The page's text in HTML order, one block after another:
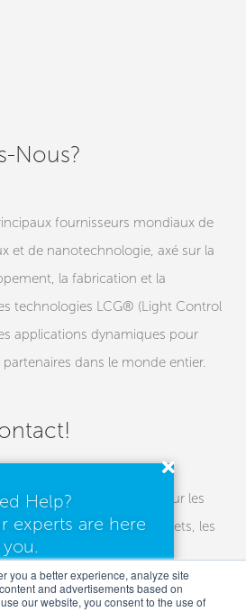
you a better experience, analyze site
and advertisements based on
our website, you consent to the use of
Nous?
fournisseurs mondiaux de
et de nanotechnologie, axé sur la
la fabrication et la
technologies LCG® (Light Control
applications dynamiques pour
dans le monde entier.
et suivez-nous sur les
mises à jour sur les projets, les
et les événements à venir.
Press
Help?
experts are here
I need a quote